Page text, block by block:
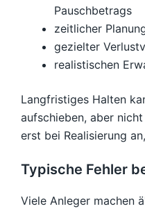
Pauschbetrags
zeitlicher
gezielter
realistischen
Langfristiges Halten
aufschieben, aber
erst bei Realisierung
Typische Fehler
Viele Anleger machen